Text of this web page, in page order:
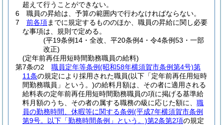
超えて行うことができない。
6
職員の昇給は、予算の範囲内で行わなければならない。
7
前各項までに規定するもののほか、職員の昇給に関し必要
な事項は、規則で定める。
(平19条例14・全改、平20条例4・令4条例53・一部
改正)
(定年前再任用短時間勤務職員の給料)
第7条の2
職員定年等条例(昭和58年横須賀市条例第4号)第
11条の規定により採用された職員(以下「定年前再任用短時
間勤務職員」という。)の給料月額は、その者に適用される
給料表の定年前再任用短時間勤務職員の項に掲げる基準給
料月額のうち、その者の属する職務の級に応じた額に、 職
員の勤務時間、休暇等に関する条例(平成7年横須賀市条例
第9号。以下「勤務時間条例」という。)第2条第2項の規定